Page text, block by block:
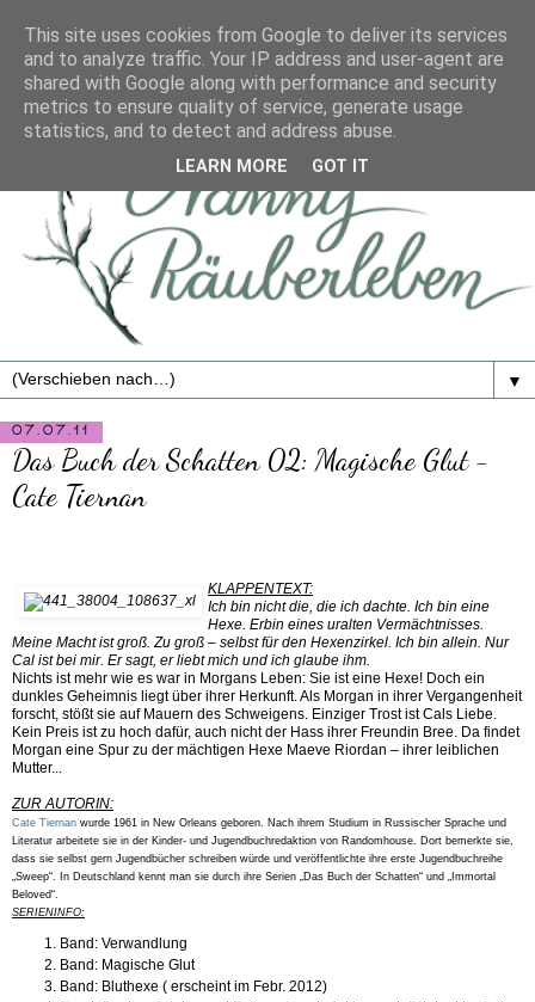
▼
07.07.11
Das Buch der Schatten 02: Magische Glut -
Cate Tiernan
KLAPPENTEXT:
Ich bin nicht die, die ich dachte. Ich bin eine
Hexe. Erbin eines uralten Vermächtnisses.
Meine Macht ist groß. Zu groß – selbst für den Hexenzirkel. Ich bin allein. Nur
Cal ist bei mir. Er sagt, er liebt mich und ich glaube ihm.
Nichts ist mehr wie es war in Morgans Leben: Sie ist eine Hexe! Doch ein
dunkles Geheimnis liegt über ihrer Herkunft. Als Morgan in ihrer Vergangenheit
forscht, stößt sie auf Mauern des Schweigens. Einziger Trost ist Cals Liebe.
Kein Preis ist zu hoch dafür, auch nicht der Hass ihrer Freundin Bree. Da findet
Morgan eine Spur zu der mächtigen Hexe Maeve Riordan – ihrer leiblichen
Mutter...
ZUR AUTORIN:
Cate Tiernan wurde 1961 in New Orleans geboren. Nach ihrem Studium in Russischer Sprache und
Literatur arbeitete sie in der Kinder- und Jugendbuchredaktion von Randomhouse. Dort bemerkte sie,
dass sie selbst gern Jugendbücher schreiben würde und veröffentlichte ihre erste Jugendbuchreihe
„Sweep“. In Deutschland kennt man sie durch ihre Serien „Das Buch der Schatten“ und „Immortal
Beloved“.
SERIENINFO:
Band: Verwandlung
Band: Magische Glut
Band: Bluthexe ( erscheint im Febr. 2012)
This site uses cookies from Google to deliver its services
and to analyze traffic. Your IP address and user-agent are
shared with Google along with performance and security
metrics to ensure quality of service, generate usage
statistics, and to detect and address abuse.
LEARN MORE GOT IT